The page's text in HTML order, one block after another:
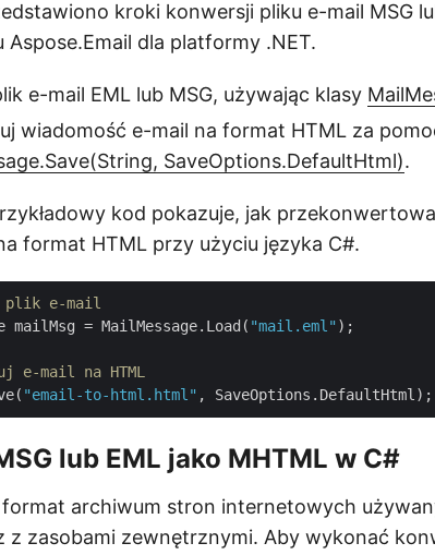
kroki konwersji pliku e-mail MSG
Aspose.Email dla platformy .NET.
e-mail EML lub MSG, używając klasy
wiadomość e-mail na format HTML za
SaveOptions.DefaultHtml).
kod pokazuje, jak
format HTML przy użyciu języka C#.
plik e-mail
mailMsg = MailMessage.Load( "mail.eml" );
e-mail na HTML
"email-to-html.html"
lub EML jako MHTML w C#
archiwum stron internetowych
z zasobami zewnętrznymi. Aby wykonać